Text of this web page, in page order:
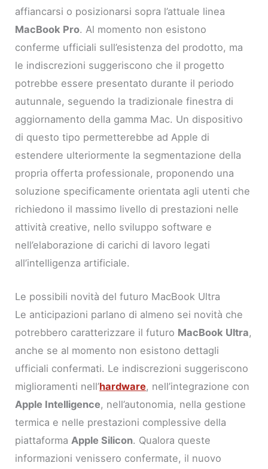
affiancarsi o posizionarsi sopra l’attuale linea
MacBook Pro. Al momento non esistono
conferme ufficiali sull’esistenza del prodotto, ma
le indiscrezioni suggeriscono che il progetto
potrebbe essere presentato durante il periodo
autunnale, seguendo la tradizionale finestra di
aggiornamento della gamma Mac. Un dispositivo
di questo tipo permetterebbe ad Apple di
estendere ulteriormente la segmentazione della
propria offerta professionale, proponendo una
soluzione specificamente orientata agli utenti che
richiedono il massimo livello di prestazioni nelle
attività creative, nello sviluppo software e
nell’elaborazione di carichi di lavoro legati
all’intelligenza artificiale.
Le possibili novità del futuro MacBook Ultra
Le anticipazioni parlano di almeno sei novità che
potrebbero caratterizzare il futuro MacBook Ultra,
anche se al momento non esistono dettagli
ufficiali confermati. Le indiscrezioni suggeriscono
miglioramenti nell’hardware, nell’integrazione con
Apple Intelligence, nell’autonomia, nella gestione
termica e nelle prestazioni complessive della
piattaforma Apple Silicon. Qualora queste
informazioni venissero confermate, il nuovo